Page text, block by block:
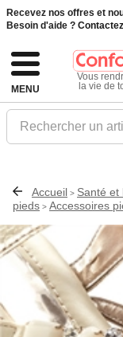
Recevez nos offres et
Besoin d'aide ?
MENU
Vous
la vie de
Rechercher un
Accueil > Santé et
pieds > Accessoires